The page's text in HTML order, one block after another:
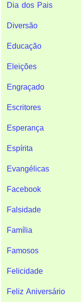
Dia dos Pais
Diversão
Educação
Eleições
Engraçado
Escritores
Esperança
Espírita
Evangélicas
Facebook
Falsidade
Família
Famosos
Felicidade
Feliz Aniversário